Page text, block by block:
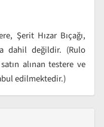
Şerit Hızar Bıçağı,
dahil değildir. (Rulo
alınan testere ve
edilmektedir.)